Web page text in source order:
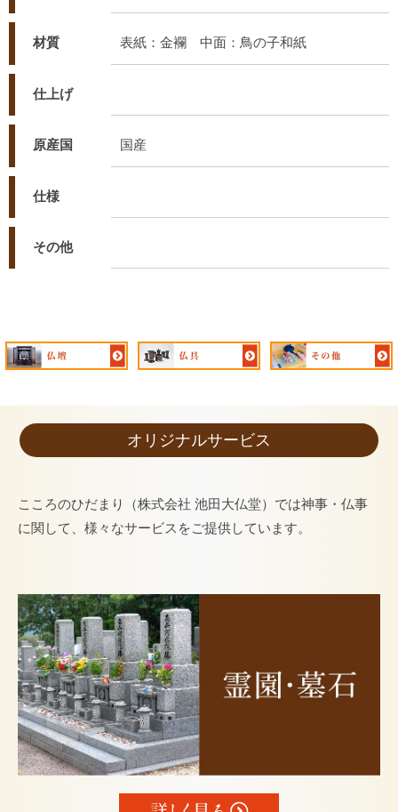
材質 表紙：金襴 中面：鳥の子和紙
仕上げ
原産国 国産
仕様
その他
オリジナルサービス
こころのひだまり（株式会社 池田大仏堂）では神事・仏事
に関して、様々なサービスをご提供しています。